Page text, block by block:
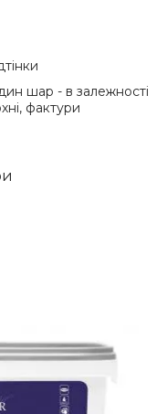
шар - в залежності
фактури